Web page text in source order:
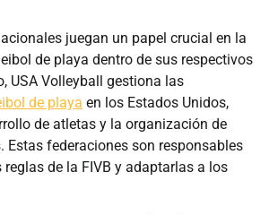
juegan un papel crucial en la
de playa dentro de sus respectivos
USA Volleyball gestiona las
de playa en los Estados Unidos,
de atletas y la organización de
Estas federaciones son responsables
de la FIVB y adaptarlas a los